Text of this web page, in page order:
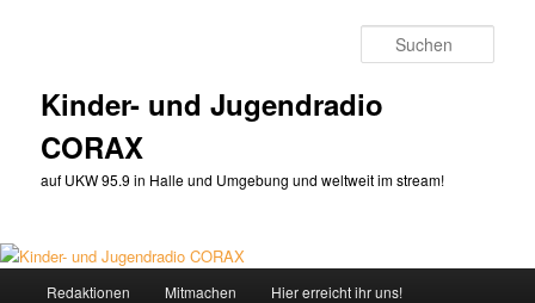
Kinder- und Jugendradio
CORAX
auf UKW 95.9 in Halle und Umgebung und weltweit im stream!
Redaktionen Mitmachen Hier erreicht ihr uns!